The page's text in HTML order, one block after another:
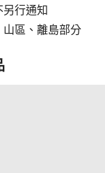
行通知
區、離島部分